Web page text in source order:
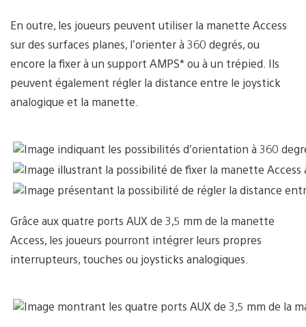
En outre, les joueurs peuvent utiliser la manette Access
sur des surfaces planes, l’orienter à 360 degrés, ou
encore la fixer à un support AMPS* ou à un trépied. Ils
peuvent également régler la distance entre le joystick
analogique et la manette.
Grâce aux quatre ports AUX de 3,5 mm de la manette
Access, les joueurs pourront intégrer leurs propres
interrupteurs, touches ou joysticks analogiques.